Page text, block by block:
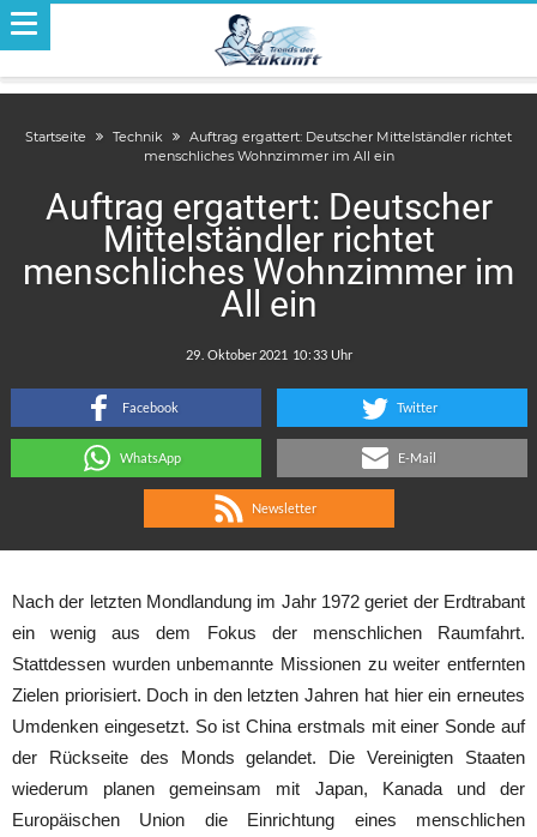
Startseite Technik
Auftrag ergattert: Deutscher Mittelständler richtet
menschliches Wohnzimmer im All ein
Auftrag ergattert: Deutscher
Mittelständler richtet
menschliches Wohnzimmer im
All ein
:
Facebook Twitter
WhatsApp E-Mail
Newsletter
Nach der letzten Mondlandung im Jahr 1972 geriet der Erdtrabant
ein wenig aus dem Fokus der menschlichen Raumfahrt.
Stattdessen wurden unbemannte Missionen zu weiter entfernten
Zielen priorisiert. Doch in den letzten Jahren hat hier ein erneutes
Umdenken eingesetzt. So ist China erstmals mit einer Sonde auf
der Rückseite des Monds gelandet. Die Vereinigten Staaten
wiederum planen gemeinsam mit Japan, Kanada und der
Europäischen Union die Einrichtung eines menschlichen